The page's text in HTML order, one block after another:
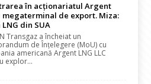
în acționariatul Argent
de export. Miza:
din SUA
Transgaz a încheiat un
de Înțelegere (MoU) cu
americană Argent LNG LLC
explor...